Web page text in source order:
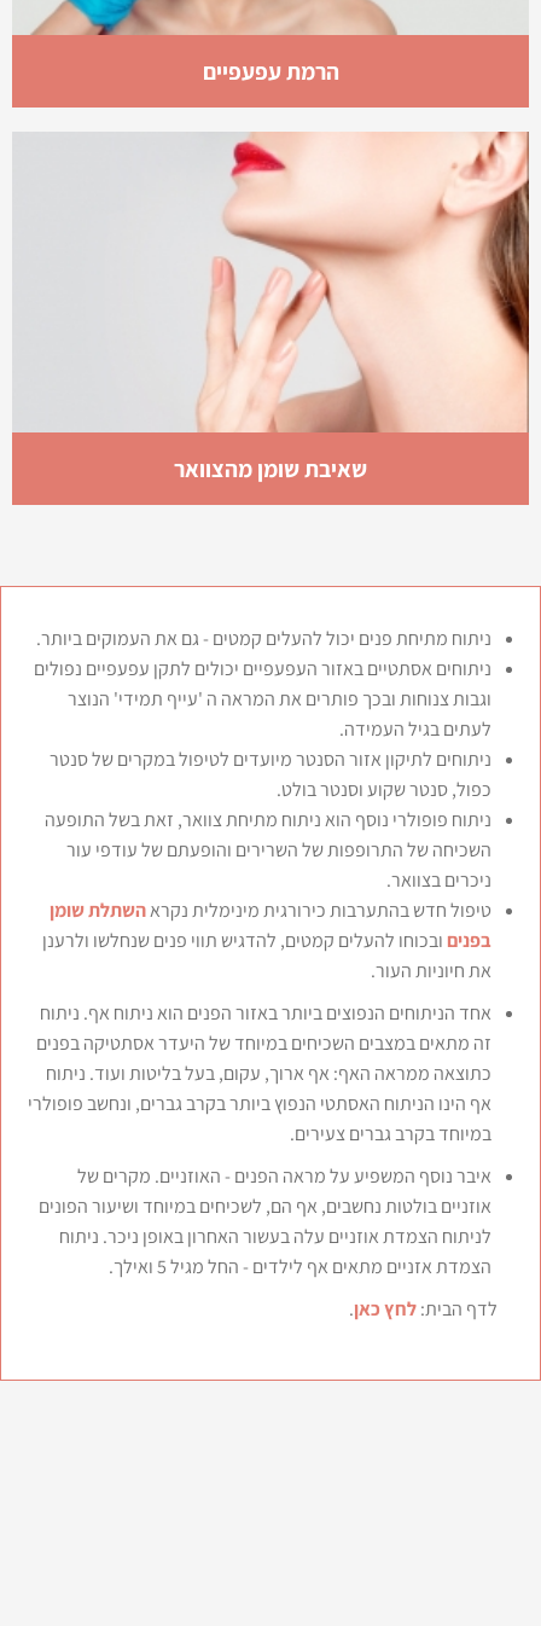
הרמת עפעפיים
שאיבת שומן מהצוואר
ניתוח מתיחת פנים יכול להעלים קמטים - גם את העמוקים ביותר.
ניתוחים אסתטיים באזור העפעפיים יכולים לתקן עפעפיים נפולים
וגבות צנוחות ובכך פותרים את המראה ה 'עייף תמידי' הנוצר
לעתים בגיל העמידה.
ניתוחים לתיקון אזור הסנטר מיועדים לטיפול במקרים של סנטר
כפול, סנטר שקוע וסנטר בולט.
ניתוח פופולרי נוסף הוא ניתוח מתיחת צוואר, זאת בשל התופעה
השכיחה של התרופפות של השרירים והופעתם של עודפי עור
ניכרים בצוואר.
טיפול חדש בהתערבות כירורגית מינימלית נקראהשתלת שומן
בפנים ובכוחו להעלים קמטים, להדגיש תווי פנים שנחלשו ולרענן
את חיוניות העור.
אחד הניתוחים הנפוצים ביותר באזור הפנים הוא ניתוח אף. ניתוח
זה מתאים במצבים השכיחים במיוחד של היעדר אסתטיקה בפנים
כתוצאה ממראה האף: אף ארוך, עקום, בעל בליטות ועוד. ניתוח
אף הינו הניתוח האסתטי הנפוץ ביותר בקרב גברים, ונחשב פופולרי
במיוחד בקרב גברים צעירים.
איבר נוסף המשפיע על מראה הפנים - האוזניים. מקרים של
אוזניים בולטות נחשבים, אף הם, לשכיחים במיוחד ושיעור הפונים
לניתוח הצמדת אוזניים עלה בעשור האחרון באופן ניכר. ניתוח
הצמדת אזניים מתאים אף לילדים - החל מגיל 5 ואילך
.
לדף הבית:לחץ כאן.